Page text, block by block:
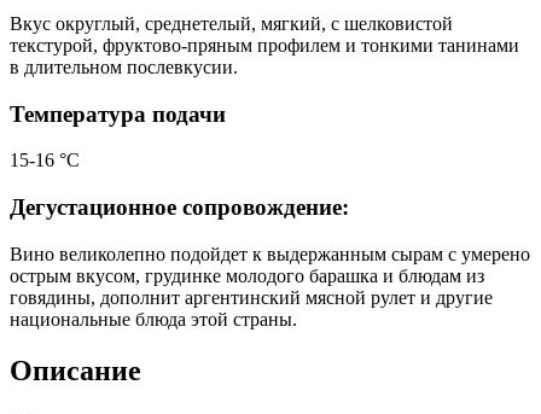
Вкус округлый, среднетелый, мягкий, с шелковистой
текстурой, фруктово-пряным профилем и тонкими танинами
в длительном послевкусии.
Температура подачи
15-16 °С
Дегустационное сопровождение:
Вино великолепно подойдет к выдержанным сырам с умерено
острым вкусом, грудинке молодого барашка и блюдам из
говядины, дополнит аргентинский мясной рулет и другие
национальные блюда этой страны.
Описание